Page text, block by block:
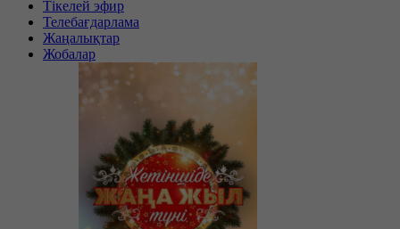
Тікелей эфир
Телебағдарлама
Жаңалықтар
Жобалар